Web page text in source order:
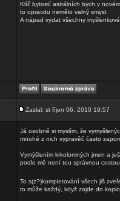
Klíč bytostí astrálních bych v
to opravdu nemělo valný smysl.
A nápad vydat všechny
Zaslal: st říjen 06, 2010 19:57
Já osobně si myslím, že
mnohé z nich vypravěč často
Vymýšlením krkolomných jmen a
podle mě není tou správnou
To s(z?)kompletování všech jiš
to může každý, když zajde do